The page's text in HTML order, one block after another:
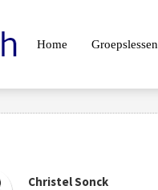
Home Groepslessen
Christel Sonck